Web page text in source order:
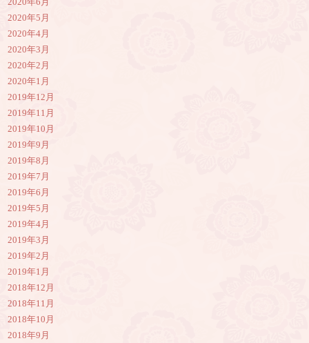
2020年6月
2020年5月
2020年4月
2020年3月
2020年2月
2020年1月
2019年12月
2019年11月
2019年10月
2019年9月
2019年8月
2019年7月
2019年6月
2019年5月
2019年4月
2019年3月
2019年2月
2019年1月
2018年12月
2018年11月
2018年10月
2018年9月